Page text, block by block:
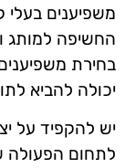
משפיענים בעלי
החשיפה למותג
בחירת
יכולה להביא
יש להקפיד על
לתחום הפעולה